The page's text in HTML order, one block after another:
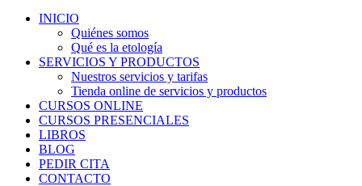
INICIO
Quiénes somos
Qué es la etología
SERVICIOS Y PRODUCTOS
Nuestros servicios y tarifas
Tienda online de servicios y productos
CURSOS ONLINE
CURSOS PRESENCIALES
LIBROS
BLOG
PEDIR CITA
CONTACTO